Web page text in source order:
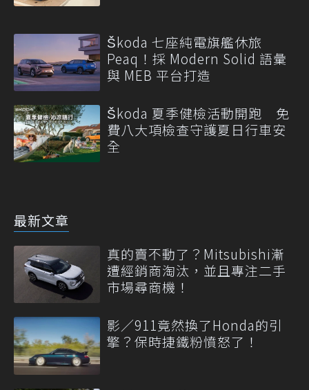
Škoda 七座純電旗艦休旅
Peaq！採 Modern Solid 語彙
與 MEB 平台打造
Škoda 夏季健檢活動開跑 免
費八大項檢查守護夏日行車安
全
最新文章
真的賣不動了？Mitsubishi漸
遭經銷商淘汰，並且專注二手
市場尋商機！
影／911竟然換了Honda的引
擎？保時捷鐵粉憤怒了！